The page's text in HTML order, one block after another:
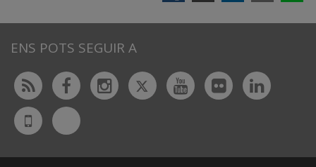
ENS POTS SEGUIR A
Rss FacebookInstagram
TwitterYoutubeFlickr
UdL
App
Bluesky